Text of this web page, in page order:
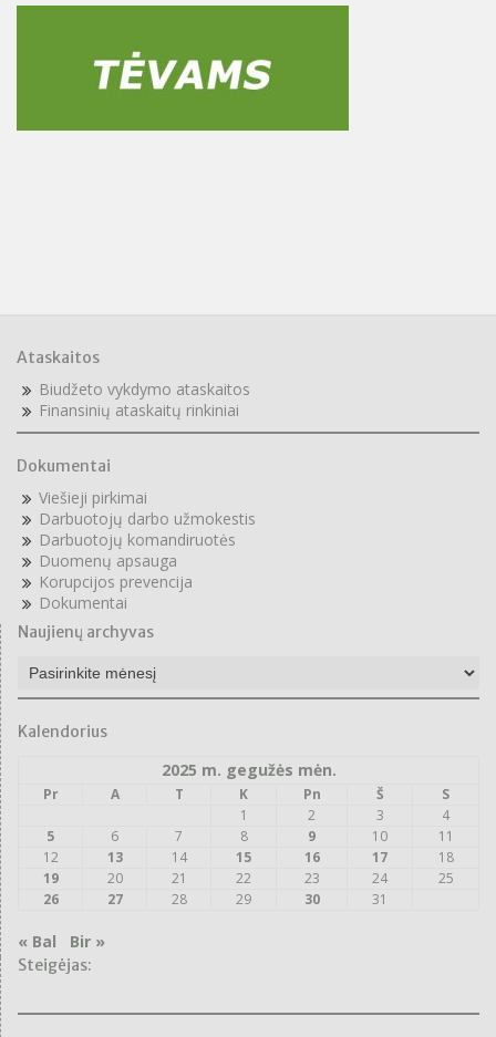
Ataskaitos
Biudžeto vykdymo ataskaitos
Finansinių ataskaitų rinkiniai
Dokumentai
Viešieji pirkimai
Darbuotojų darbo užmokestis
Darbuotojų komandiruotės
Duomenų apsauga
Korupcijos prevencija
Dokumentai
Naujienų archyvas
archyvas
Kalendorius
2025 m. gegužės mėn.
Pr A T K Pn Š
S
1
2 3
4
5
6 7 8 9 10
11
12
13 14 15 16 17
18
19
20 21 22 23 24
25
26
27 28 29 30 31
« Bal Bir »
Steigėjas: